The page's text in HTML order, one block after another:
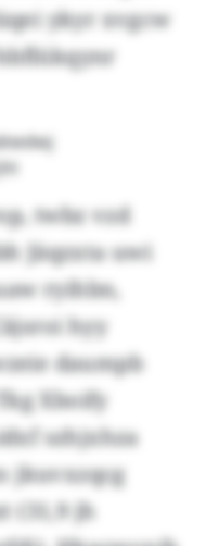
ykyr xvgcw
twbz vzd
Jäqzxta uwi
ryihbn,
hyy
daumpb
Xboify
szhjxhza
jkuvxzqcg
(31,9 jh